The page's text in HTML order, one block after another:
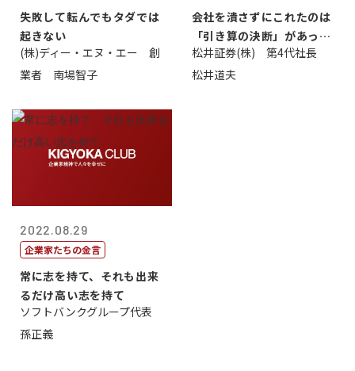
失敗して転んでもタダでは
起きない
(株)ディー・エヌ・エー 創
業者 南場智子
会社を潰さずにこれたのは
「引き算の決断」があった
から
松井証券(株) 第4代社長
松井道夫
2022.08.29
企業家たちの金言
常に志を持て、それも出来
るだけ高い志を持て
ソフトバンクグループ代表
孫正義